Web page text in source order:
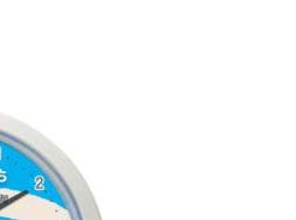
ック(集合)